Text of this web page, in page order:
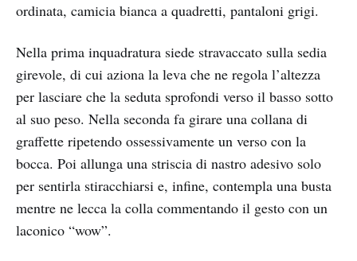
ordinata, camicia bianca a quadretti, pantaloni grigi.
Nella prima inquadratura siede stravaccato sulla sedia
girevole, di cui aziona la leva che ne regola l’altezza
per lasciare che la seduta sprofondi verso il basso sotto
al suo peso. Nella seconda fa girare una collana di
graffette ripetendo ossessivamente un verso con la
bocca. Poi allunga una striscia di nastro adesivo solo
per sentirla stiracchiarsi e, infine, contempla una busta
mentre ne lecca la colla commentando il gesto con un
laconico “wow”.